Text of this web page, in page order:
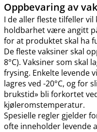
Oppbevaring av
I de aller fleste tilfeller
holdbarhet være angitt
for at produktet skal ha
De fleste vaksiner skal
8°C). Vaksiner som skal
frysing. Enkelte levende
lagres ved -20°C, og for
brukstid» bli forkortet
kjøleromstemperatur.
Spesielle regler gjelder
ofte inneholder levende